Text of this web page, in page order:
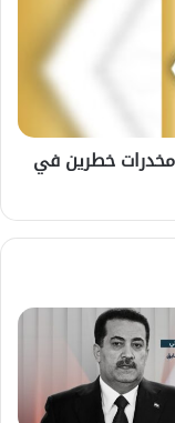
مخدرات خطرين في